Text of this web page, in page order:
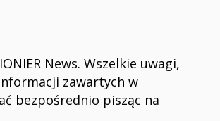
News. Wszelkie uwagi,
zawartych w
bezpośrednio pisząc na